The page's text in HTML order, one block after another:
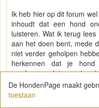
Ik heb hier op dit forum
inhoudt dat een hond
luisteren. Wat ik terug
aan het doen bent, mede
niet verder geholpen
herkennen dat je
voorkomen dat een
spanning bij de hond kan
opgelopen is. Leiderschap
De HondenPage maakt
toestaan